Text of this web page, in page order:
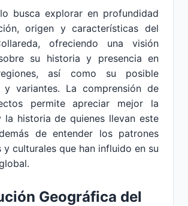
busca explorar en profundidad
origen y características del
ofreciendo una visión
su historia y presencia en
así como su posible
y variantes. La comprensión de
permite apreciar mejor la
la historia de quienes llevan este
de entender los patrones
y culturales que han influido en su
Geográfica del